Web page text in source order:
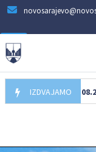
IZDVAJAMO
05.08.2026